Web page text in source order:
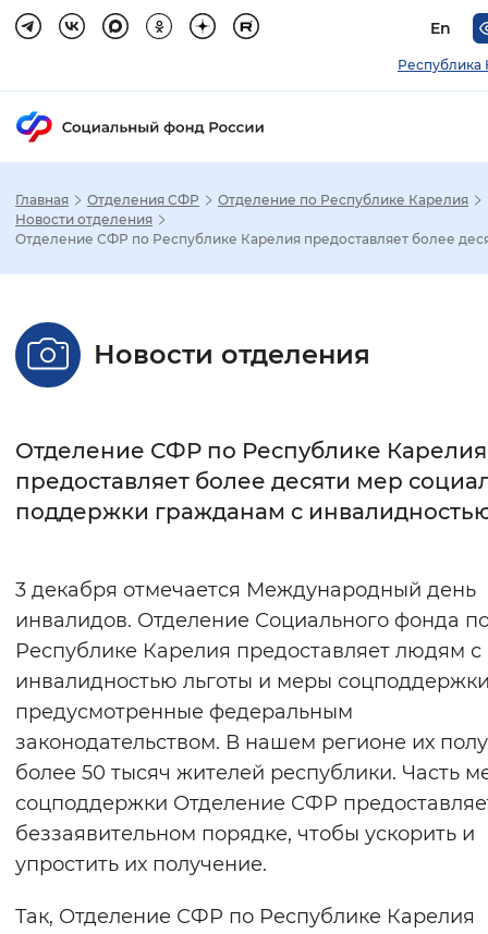
En
Республика
Настройка режима отображения
Стандартный Увеличенный
Без засечек
Интервал между буквами
Цвет сайта
Синий фон
Изображения
Включены Выключены
Звуковой ассистент
Воспроизвести Остановить
Главная Отделения СФР
Отделение по Республике Карелия
Новости отделения
Отделение СФР по Республике Карелия предоставляет более
Новости отделения
Отделение СФР по Республике Карелия
предоставляет более десяти мер
поддержки гражданам c
3 декабря отмечается Международный день
инвалидов. Отделение Социального фонда
Республике Карелия предоставляет людям с
инвалидностью льготы и меры
предусмотренные федеральным
законодательством. В нашем регионе их
более 50 тысяч жителей республики. Часть
соцподдержки Отделение СФР
беззаявительном порядке, чтобы ускорить и
упростить их получение.
Так, Отделение СФР по Республике Карелия